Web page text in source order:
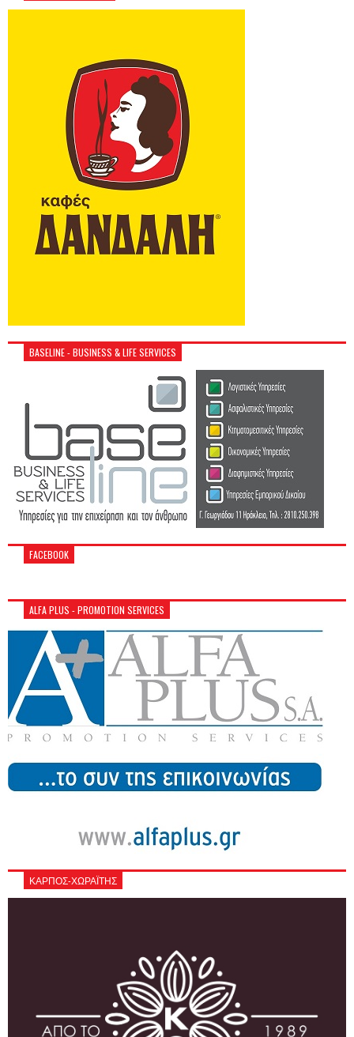
BASELINE - BUSINESS & LIFE SERVICES
FACEBOOK
ALFA PLUS - PROMOTION SERVICES
ΚΑΡΠΟΣ-ΧΩΡΑΪΤΗΣ